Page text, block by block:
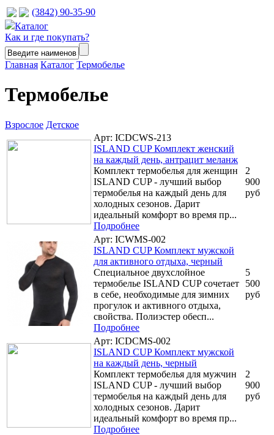
(3842) 90-35-90
Каталог
Как и где покупать?
Главная Каталог Термобелье
Термобелье
Взрослое Детское
Арт: ICDCWS-213
ISLAND CUP Комплект женский
на каждый день, антрацит меланж
Комплект термобелья для женщин
ISLAND CUP - лучший выбор
термобелья на каждый день для
холодных сезонов. Дарит
идеальный комфорт во время пр...
Подробнее
2
900
руб
Арт: ICWMS-002
ISLAND CUP Комплект мужской
для активного отдыха, черный
Специальное двухслойное
термобелье ISLAND CUP сочетает
в себе, необходимые для зимних
прогулок и активного отдыха,
свойства. Полиэстер обесп...
Подробнее
5
500
руб
Арт: ICDCMS-002
ISLAND CUP Комплект мужской
на каждый день, черный
Комплект термобелья для мужчин
ISLAND CUP - лучший выбор
термобелья на каждый день для
холодных сезонов. Дарит
идеальный комфорт во время пр...
Подробнее
2
900
руб